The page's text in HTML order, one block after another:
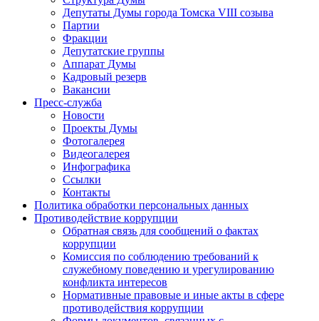
Депутаты Думы города Томска VIII созыва
Партии
Фракции
Депутатские группы
Аппарат Думы
Кадровый резерв
Вакансии
Пресс-служба
Новости
Проекты Думы
Фотогалерея
Видеогалерея
Инфографика
Ссылки
Контакты
Политика обработки персональных данных
Прoтивoдeйствие кoрpупции
Обратная связь для сообщений о фактах
коррупции
Комиссия по соблюдению требований к
служебному поведению и урегулированию
конфликта интересов
Нормативные правовые и иные акты в сфере
противодействия коррупции